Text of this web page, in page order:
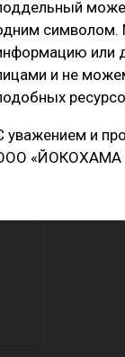
ламели
символом.
или
и не
уважением и
«ЙОКОХАМА